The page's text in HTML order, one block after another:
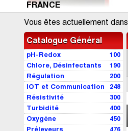
FRANCE
Vous êtes actuellement dans
Catalogue Général
100
pH-Redox
190
Chlore, Désinfectants
200
Régulation
248
IOT et Communication
300
Résistivité
400
Turbidité
450
Oxygène
476
Préleveurs